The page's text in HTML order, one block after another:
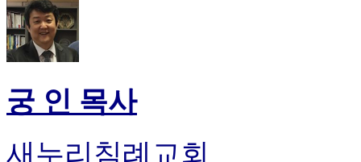
궁 인 목사
새누리침례교회